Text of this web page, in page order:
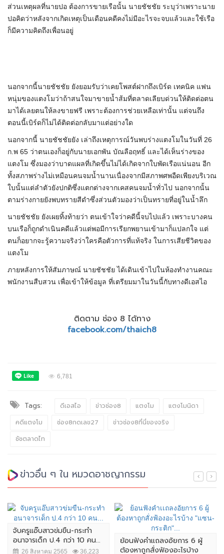
ส่วนเหตุผลที่นายปอ ต้องการขายเรือนั้น นายชัชชัย ระบุว่าเพราะนาย
ปอคิดว่าหลังจากเกิดเหตุเป็นเดือนคดีคงไม่มีอะไรจะจบแล้วและใช้เรือ
ก็มีความคิดถึงเพื่อนอยู่
นอกจากนี้นายชัชชัย ยังยอมรับว่าเคยโพสต์ฝากถึงเบิร์ด เทคนิค แฟน
หนุ่มของแตงโมว่าถ้าสนใจมาขายน้ำส้มที่ตลาดเลียบด่วนให้ติดต่อตน
มาได้เลยตนให้ลงขายฟรี เพราะต้องการช่วยเหลือเท่านั้น แต่จนถึง
ตอนนี้เบิร์ดก็ไม่ได้ติดต่อกลับมาแต่อย่างใด
นอกจากนี้ นายชัชชัยยัง เล่าถึงเหตุการณ์วันพบร่างแตงโมในวันที่ 26
ก.พ 65 ว่าตนเองก็อยู่กับนายเอกพัน บัณลือฤทธิ์ และได้เห็นร่างของ
แตงโม ซึ่งมองว่าบาดแผลที่เกิดขึ้นไม่ได้เกิดจากใบพัดเรือแน่นอน อีก
ทั้งสภาพร่างไม่เหมือนคนจมน้ำนานเนื่องจากมีสภาพศพอืดเพียงบริเวณ
ใบนั้นแต่ลำตัวยังปกติซึ่งแตกต่างจากเคสคนจมน้ำทั่วไป นอกจากนั้น
ตามร่างกายยังพบทรายสีดำซึ่งส่วนตัวมองว่าเป็นทรายที่อยู่ในน้ำลึก
นายชัชชัย ยังเผยทิ้งท้ายว่า ตนเข้าใจว่าคดีนี้จบไปแล้ว เพราะบางคน
บนเรือก็ถูกดำเนินคดีแล้วแต่พอมีการเรียกพยานเข้ามาก็แปลกใจ แต่
ตนก็อยากจะรู้ความจริงว่าใครคือตัวการที่แท้จริง ในการเสียชีวิตของ
แตงโม
ภายหลังการให้สัมภาษณ์ นายชัชชัย ได้เดินเข้าไปในห้องทำงานคณะ
พนักงานสืบสวน เพื่อเข้าให้ข้อมูล ที่เตรียมมาในวันนี้กับทางดีเอสไอ
ติดตาม ช่อง 8 ได้ทาง
facebook.com/thaich8
6,781
Tags: ดีเอสไอ ข่าวช่อง8 แตงโม
แตงโมนิดา
คดีแตงโม
ช่อง8กดเลข27
ข่าวช่อง8ที่นี่ของจริง
ชัชตลาดไท
ข่าวอื่น ๆ ใน หมวดอาชญากรรม
จับครูแอ๊บสาวข่มขืน-กระทำ
อนาจารเด็ก ป.4 กว่า 10 คน...
26 สิงหาคม 2565 36,223
ย้อนฟังคำเเถลงอัยการ 6 ผู้
ต้องหาถูกสั่งฟ้องอะไรบ้าง